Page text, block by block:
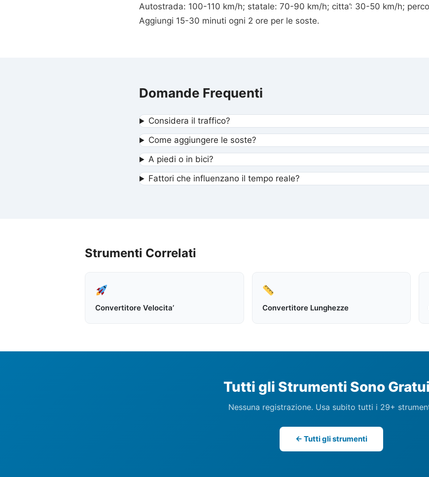
Autostrada: 100-110 km/h; statale: 70-90 km/h; citta’: 30-50 km/h;
Aggiungi 15-30 minuti ogni 2 ore per le soste.
Domande Frequenti
Considera il traffico?
Come aggiungere le soste?
A piedi o in bici?
Fattori che influenzano il tempo reale?
Strumenti Correlati
Convertitore Velocita’ Convertitore Lunghezze
Tutti gli Strumenti Sono
Nessuna registrazione. Usa subito tutti i 29+
← Tutti gli strumenti